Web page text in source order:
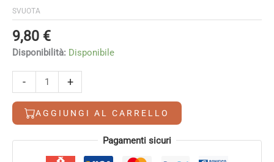
SVUOTA
9,80 €
Disponibilità: Disponibile
-
Road
quantità
+
AGGIUNGI AL CARRELLO
Alternative: Pagamenti sicuri